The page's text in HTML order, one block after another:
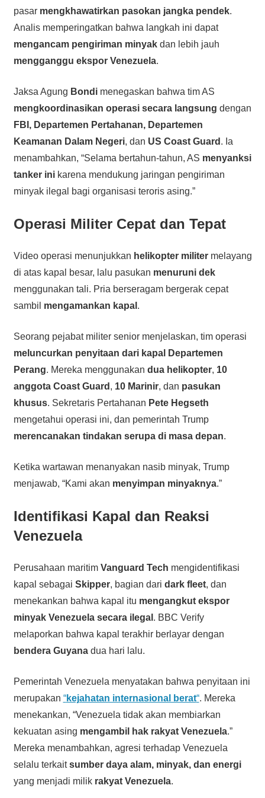
pasar mengkhawatirkan pasokan jangka pendek.
Analis memperingatkan bahwa langkah ini dapat
mengancam pengiriman minyakdan lebih jauh
mengganggu ekspor Venezuela.
Jaksa Agung Bondimenegaskan bahwa tim AS
mengkoordinasikan operasi secara langsung dengan
FBI, Departemen Pertahanan, Departemen
Keamanan Dalam Negeri, dan US Coast Guard . Ia
menambahkan, “Selama bertahun-tahun, AS menyanksi
tanker inikarena mendukung jaringan pengiriman
minyak ilegal bagi organisasi teroris asing.”
Operasi Militer Cepat dan Tepat
Video operasi menunjukkan helikopter militermelayang
di atas kapal besar, lalu pasukan menuruni dek
menggunakan tali. Pria berseragam bergerak cepat
sambil mengamankan kapal .
Seorang pejabat militer senior menjelaskan, tim operasi
meluncurkan penyitaan dari kapal Departemen
Perang. Mereka menggunakan dua helikopter, 10
anggota Coast Guard , 10 Marinir, dan pasukan
khusus. Sekretaris Pertahanan Pete Hegseth
mengetahui operasi ini, dan pemerintah Trump
merencanakan tindakan serupa di masa depan.
Ketika wartawan menanyakan nasib minyak, Trump
menjawab, “Kami akan menyimpan minyaknya.”
Identifikasi Kapal dan Reaksi
Venezuela
Perusahaan maritim Vanguard Tech mengidentifikasi
kapal sebagai Skipper, bagian dari dark fleet, dan
menekankan bahwa kapal itu mengangkut ekspor
minyak Venezuela secara ilegal . BBC Verify
melaporkan bahwa kapal terakhir berlayar dengan
bendera Guyanadua hari lalu.
Pemerintah Venezuela menyatakan bahwa penyitaan ini
merupakan “kejahatan internasional berat“. Mereka
menekankan, “Venezuela tidak akan membiarkan
kekuatan asing mengambil hak rakyat Venezuela.”
Mereka menambahkan, agresi terhadap Venezuela
selalu terkaitsumber daya alam, minyak, dan energi
yang menjadi milik rakyat Venezuela.